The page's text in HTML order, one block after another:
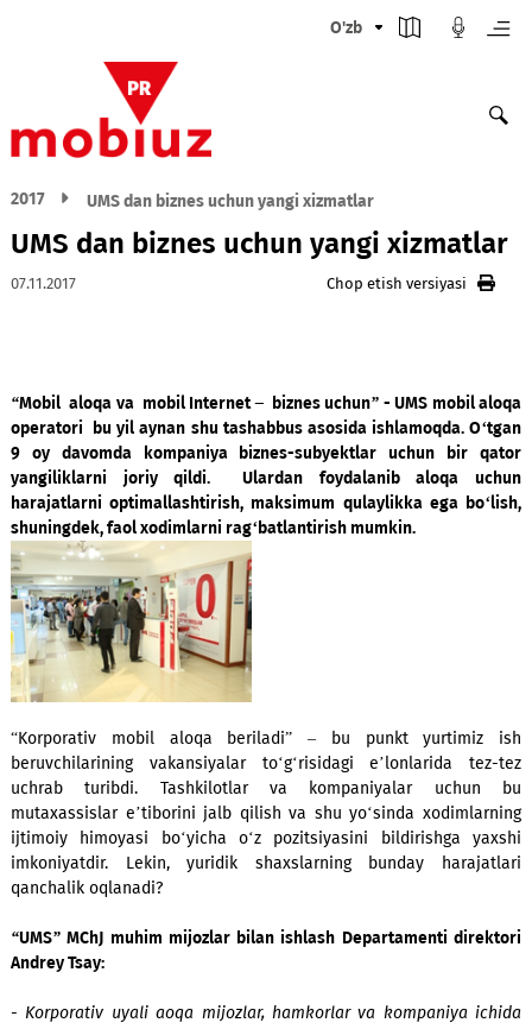
O'zb
UMS dan biznes uchun yangi
“Mobil aloqa va mobil Internet – biznes uchun” - UMS mobil
operatori bu yil aynan shu tashabbus asosida ishlamoqda.
9 oy davomda kompaniya biznes-subyektlar uchun bir
yangiliklarni joriy qildi. Ulardan foydalanib aloqa
harajatlarni optimallashtirish, maksimum qulaylikka ega
shuningdek, faol xodimlarni rag‘batlantirish mumkin.
“Korporativ mobil aloqa beriladi” – bu punkt
beruvchilarining vakansiyalar to‘g‘risidagi e’lonlarida
uchrab turibdi. Tashkilotlar va kompaniyalar
mutaxassislar e’tiborini jalb qilish va shu yo‘sinda
ijtimoiy himoyasi bo‘yicha o‘z pozitsiyasini bildirishga
imkoniyatdir. Lekin, yuridik shaxslarning bunday